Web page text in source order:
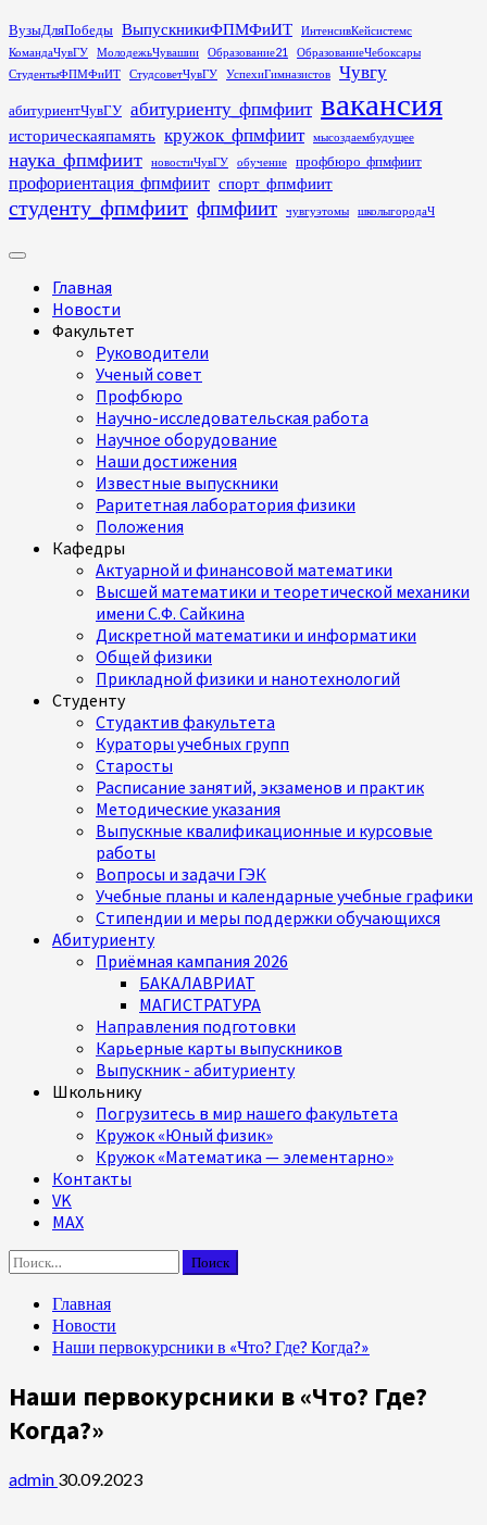
Перейти
к
содержимому
ВузыДляПобеды ВыпускникиФПМФиИТ
ИнтенсивКейсистемс
КомандаЧувГУ
МолодежьЧувашии Образование21
ОбразованиеЧебоксары
СтудентыФПМФиИТ
СтудсоветЧувГУ УспехиГимназистов Чувгу
абитуриентЧувГУ абитуриенту_фпмфиит вакансия
историческаяпамять кружок_фпмфиит мысоздаембудущее
наука_фпмфиит новостиЧувГУ обучение профбюро_фпмфиит
профориентация_фпмфиит спорт_фпмфиит
студенту_фпмфиит фпмфиит чувгуэтомы школыгородаЧ
Основное
Главная
Новости
Факультет
Руководители
Ученый совет
Профбюро
Научно-исследовательская работа
Научное оборудование
Наши достижения
Известные выпускники
Раритетная лаборатория физики
Положения
Кафедры
Актуарной и финансовой математики
Высшей математики и теоретической механики
имени С.Ф. Сайкина
Дискретной математики и информатики
Общей физики
Прикладной физики и нанотехнологий
Студенту
Студактив факультета
Кураторы учебных групп
Старосты
Расписание занятий, экзаменов и практик
Методические указания
Выпускные квалификационные и курсовые
работы
Вопросы и задачи ГЭК
Учебные планы и календарные учебные графики
Стипендии и меры поддержки обучающихся
Абитуриенту
Приёмная кампания 2026
БАКАЛАВРИАТ
МАГИСТРАТУРА
Направления подготовки
Карьерные карты выпускников
Выпускник - абитуриенту
Школьнику
Погрузитесь в мир нашего факультета
Кружок «Юный физик»
Кружок «Математика — элементарно»
Контакты
VK
MAX
Найти:
Главная
Новости
Наши первокурсники в «Что? Где? Когда?»
Наши первокурсники в «Что? Где?
Когда?»
admin 30.09.2023